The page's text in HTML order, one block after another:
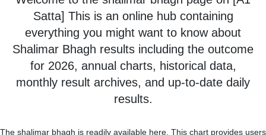
Satta] This is an online hub containing
everything you might want to know about
Shalimar Bhagh results including the outcome
for 2026, annual charts, historical data,
monthly result archives, and up-to-date daily
results.
The shalimar bhagh is readily available here. This chart provides users